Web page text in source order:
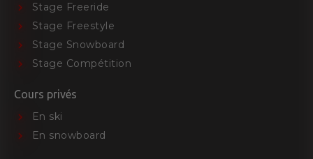
Stage Freeride
Stage Freestyle
Stage Snowboard
Stage Compétition
Cours privés
En ski
En snowboard